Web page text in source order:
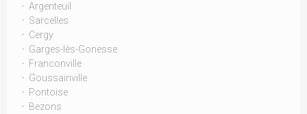
Argenteuil
Sarcelles
Cergy
Garges-lès-Gonesse
Franconville
Goussainville
Pontoise
Bezons